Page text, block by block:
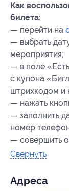
Как
билета:
— перейти на
— выбрать
мероприятия;
— в поле
с купона
штрихкодом и
— нажать
— заполнить
номер
— совершить
Свернуть
Адресa